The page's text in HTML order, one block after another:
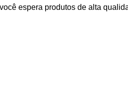
espera produtos de alta